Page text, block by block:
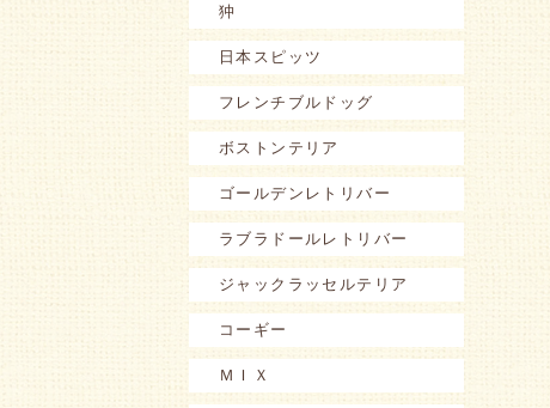
狆
日本スピッツ
フレンチブルドッグ
ボストンテリア
ゴールデンレトリバー
ラブラドールレトリバー
ジャックラッセルテリア
コーギー
ＭＩＸ